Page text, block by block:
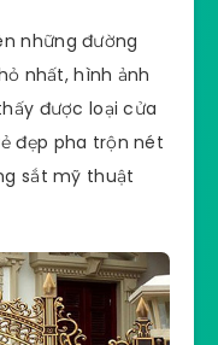
những đường
nhất, hình ảnh
được loại cửa
đẹp pha trộn nét
sắt mỹ thuật